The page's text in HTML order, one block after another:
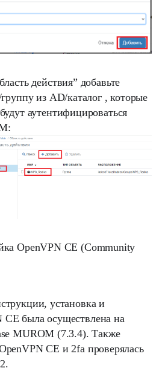
действия” добавьте
из AD/каталог , которые
аутентифицироваться
OpenVPN CE (Community
установка и
CEбыла осуществлена на
MUROM (7.3.4).Также
CE и2faпроверялась
.